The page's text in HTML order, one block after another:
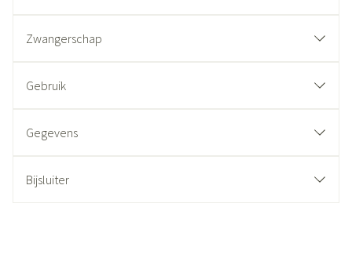
Zwangerschap
Gebruik
Gegevens
Bijsluiter